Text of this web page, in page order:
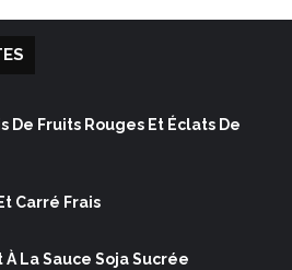
De Fruits Rouges Et Éclats De
Carré Frais
À La Sauce Soja Sucrée